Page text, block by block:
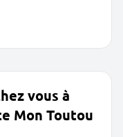
vous à
Mon Toutou